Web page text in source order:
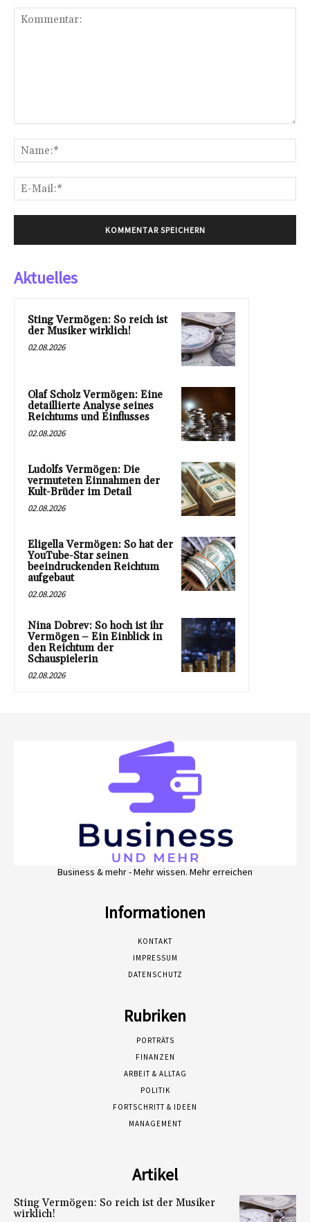
Aktuelles
Sting Vermögen: So reich ist
der Musiker wirklich!
02.08.2026
Olaf Scholz Vermögen: Eine
detaillierte Analyse seines
Reichtums und Einflusses
02.08.2026
Ludolfs Vermögen: Die
vermuteten Einnahmen der
Kult-Brüder im Detail
02.08.2026
Eligella Vermögen: So hat der
YouTube-Star seinen
beeindruckenden Reichtum
aufgebaut
02.08.2026
Nina Dobrev: So hoch ist ihr
Vermögen – Ein Einblick in
den Reichtum der
Schauspielerin
02.08.2026
Business & mehr - Mehr wissen. Mehr erreichen
Informationen
KONTAKT
IMPRESSUM
DATENSCHUTZ
Rubriken
PORTRÄTS
FINANZEN
ARBEIT & ALLTAG
POLITIK
FORTSCHRITT & IDEEN
MANAGEMENT
Artikel
Sting Vermögen: So reich ist der Musiker
wirklich!